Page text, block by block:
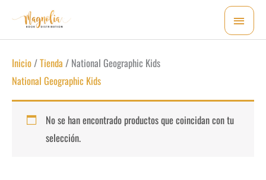
contenido
Inicio/Tienda / National Geographic Kids
National Geographic Kids
No se han encontrado productos que coincidan con tu
selección.